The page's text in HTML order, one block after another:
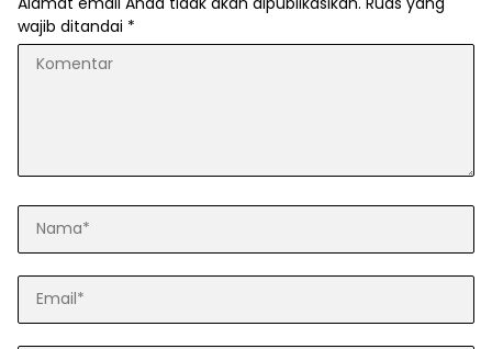
wajib ditandai *